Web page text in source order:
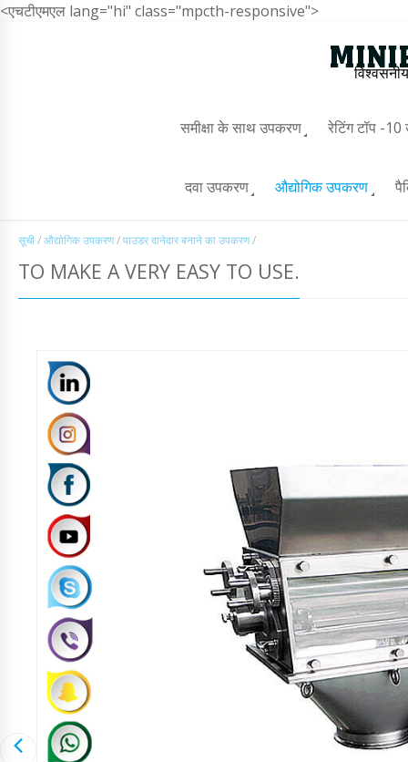
<एचटीएमएल lang="hi" class="mpcth-responsive">
समीक्षा के साथ उपकरण रेटिंग टॉप -
दवा उपकरण औद्योगिक उपकरण
सूची/औद्योगिक उपकरण/पाउडर दानेदार बनाने का उपकरण/
TO MAKE A VERY EASY TO USE.